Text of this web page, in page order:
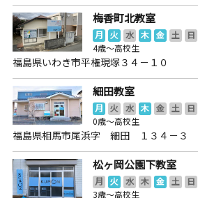
梅香町北教室
月 火 水 木 金 土
日
4歳～高校生
福島県いわき市平権現塚３４－１０
細田教室
月 火 水 木 金 土
日
0歳～高校生
福島県相馬市尾浜字 細田 １３４－３
松ヶ岡公園下教室
月 火 水 木 金 土
日
3歳～高校生